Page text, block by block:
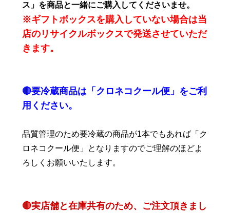
ス」を商品と一緒にご購入してくださいませ。
※ギフトボックスを購入していない場合は当
店のリサイクルボックスで発送させていただ
きます。
🔴要冷蔵商品は「クロネコクール便」をご利
用ください。
品質管理のため要冷蔵の商品が1本でもあれば「ク
ロネコクール便」となりますのでご理解のほどよ
ろしくお願いいたします。
🔴実店舗と在庫共有のため、ご注文頂きまし